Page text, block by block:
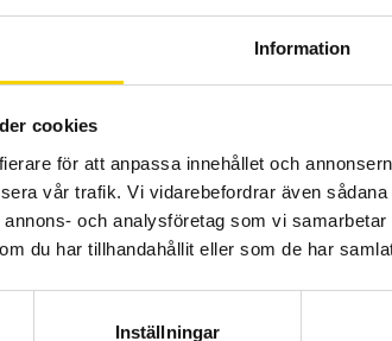
Information
cookies
för att anpassa innehållet och
vår trafik. Vi vidarebefordrar även
och analysföretag som vi
du har tillhandahållit eller som de har
Inställningar
Stöd